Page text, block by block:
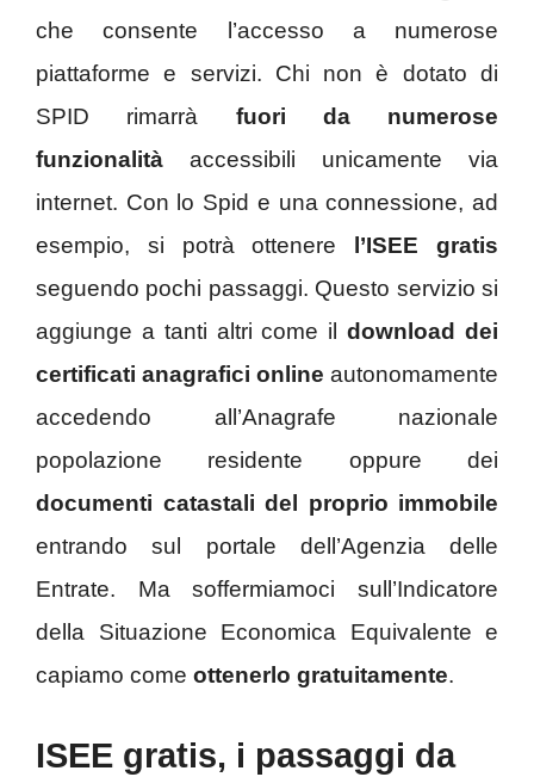
che consente l’accesso a numerose
piattaforme e servizi. Chi non è dotato di
SPID rimarrà fuori da numerose
funzionalità accessibili unicamente via
internet. Con lo Spid e una connessione, ad
esempio, si potrà ottenere
l’ISEE gratis
seguendo pochi passaggi. Questo servizio si
aggiunge a tanti altri come ildownload dei
certificati anagrafici online autonomamente
accedendo all’Anagrafe nazionale
popolazione residente oppure dei
documenti catastali del proprio immobile
entrando sul portale dell’Agenzia delle
Entrate. Ma soffermiamoci sull’Indicatore
della Situazione Economica Equivalente e
capiamo come ottenerlo gratuitamente.
ISEE gratis, i passaggi da